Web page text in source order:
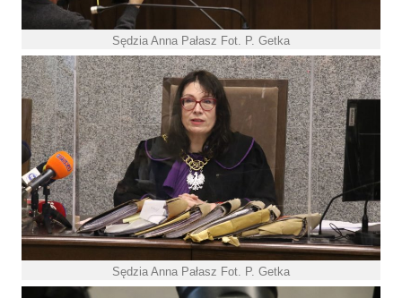
Sędzia Anna Pałasz Fot. P. Getka
Sędzia Anna Pałasz Fot. P. Getka